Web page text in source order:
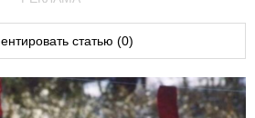
статью (0)